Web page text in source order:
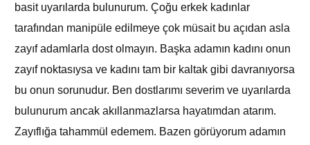
basit uyarılarda bulunurum. Çoğu erkek kadınlar
tarafından manipüle edilmeye çok müsait bu açıdan asla
zayıf adamlarla dost olmayın. Başka adamın kadını onun
zayıf noktasıysa ve kadını tam bir kaltak gibi davranıyorsa
bu onun sorunudur. Ben dostlarımı severim ve uyarılarda
bulunurum ancak akıllanmazlarsa hayatımdan atarım.
Zayıflığa tahammül edemem. Bazen görüyorum adamın